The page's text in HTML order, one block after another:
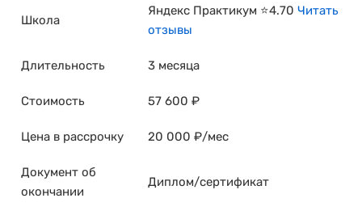
Школа
Яндекс Практикум ⭐4.70 Читать
отзывы
Длительность 3 месяца
Стоимость 57 600 ₽
Цена в рассрочку 20 000 ₽/мес
Документ об
окончании
Диплом/сертификат